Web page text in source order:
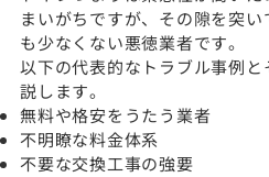
まいがちですが、その隙を突
も少なくない悪徳業者です。
以下の代表的なトラブル事例
説します。
無料や格安をうたう業者
不明瞭な料金体系
不要な交換工事の強要